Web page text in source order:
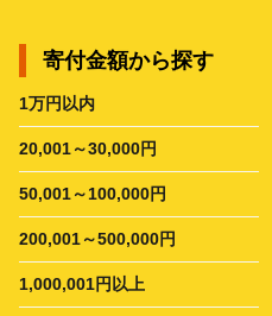
寄付金額から探す
1万円以内
20,001～30,000円
50,001～100,000円
200,001～500,000円
1,000,001円以上